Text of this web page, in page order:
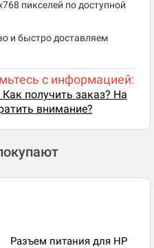
пикселей по доступной
и быстро доставляем
с информацией:
получить заказ? На
внимание?
Разъем питания для HP